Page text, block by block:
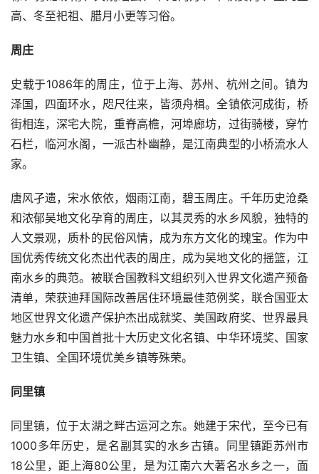
高、冬至祀祖、腊月小更等习俗。
周庄
史载于1086年的周庄，位于上海、苏州、杭州之间。镇为
泽国，四面环水，咫尺往来，皆须舟楫。全镇依河成街，桥
街相连，深宅大院，重脊高檐，河埠廊坊，过街骑楼，穿竹
石栏，临河水阁，一派古朴幽静，是江南典型的小桥流水人
家。
唐风孑遗，宋水依依，烟雨江南，碧玉周庄。千年历史沧桑
和浓郁吴地文化孕育的周庄，以其灵秀的水乡风貌，独特的
人文景观，质朴的民俗风情，成为东方文化的瑰宝。作为中
国优秀传统文化杰出代表的周庄，成为吴地文化的摇篮，江
南水乡的典范。被联合国教科文组织列入世界文化遗产预备
清单，荣获迪拜国际改善居住环境最佳范例奖，联合国亚太
地区世界文化遗产保护杰出成就奖、美国政府奖、世界最具
魅力水乡和中国首批十大历史文化名镇、中华环境奖、国家
卫生镇、全国环境优美乡镇等殊荣。
同里镇
同里镇，位于太湖之畔古运河之东。她建于宋代，至今已有
1000多年历史，是名副其实的水乡古镇。同里镇距苏州市
18公里，距上海80公里，是为江南六大著名水乡之一，面